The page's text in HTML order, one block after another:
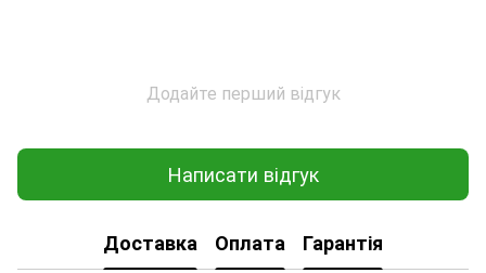
Додайте перший відгук
Написати відгук
Доставка Оплата Гарантія